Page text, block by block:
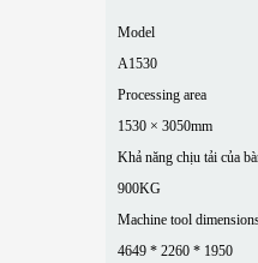
Model
A1530
Processing area
1530 × 3050mm
Khả năng chịu tải của
900KG
Machine tool
4649 * 2260 * 1950